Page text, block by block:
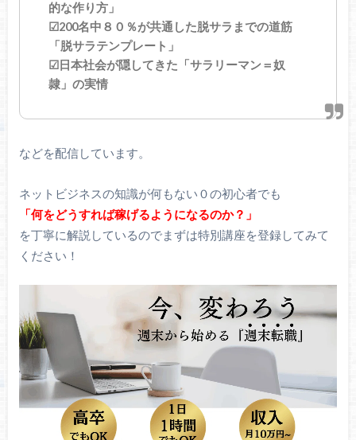
的な作り方」
☑200名中８０％が共通した脱サラまでの道筋
「脱サラテンプレート」
☑日本社会が隠してきた「サラリーマン＝奴
隷」の実情
などを配信しています。
ネットビジネスの知識が何もない０の初心者でも
「何をどうすれば稼げるようになるのか？」
を丁寧に解説しているのでまずは特別講座を登録してみて
ください！